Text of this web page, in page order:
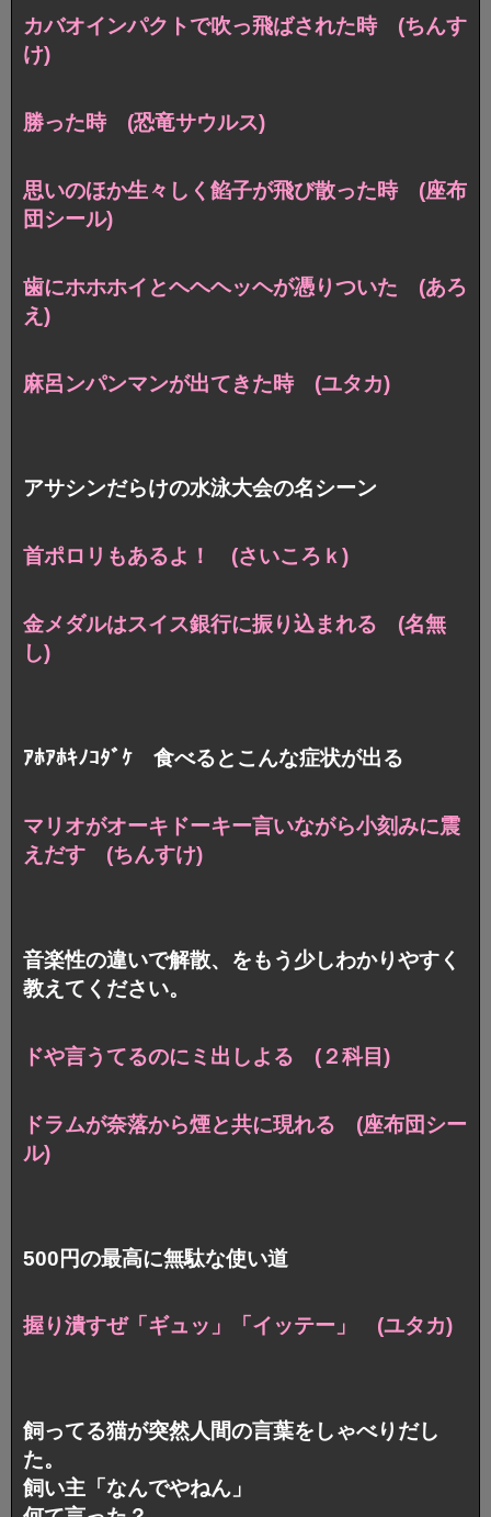
カバオインパクトで吹っ飛ばされた時 (ちんす
け)
勝った時 (恐竜サウルス)
思いのほか生々しく餡子が飛び散った時 (座布
団シール)
歯にホホホイとヘヘヘッヘが憑りついた (あろ
え)
麻呂ンパンマンが出てきた時 (ユタカ)
アサシンだらけの水泳大会の名シーン
首ポロリもあるよ！ (さいころｋ)
金メダルはスイス銀行に振り込まれる (名無
し)
ｱﾎｱﾎｷﾉｺﾀﾞｹ 食べるとこんな症状が出る
マリオがオーキドーキー言いながら小刻みに震
えだす (ちんすけ)
音楽性の違いで解散、をもう少しわかりやすく
教えてください。
ドや言うてるのにミ出しよる (２科目)
ドラムが奈落から煙と共に現れる (座布団シー
ル)
500円の最高に無駄な使い道
握り潰すぜ「ギュッ」「イッテー」 (ユタカ)
飼ってる猫が突然人間の言葉をしゃべりだし
た。
飼い主「なんでやねん」